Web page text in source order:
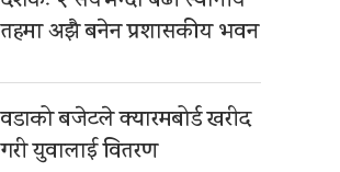
तहमा अझै बनेन प्रशासकीय भवन
वडाको बजेटले क्यारमबोर्ड खरीद
गरी युवालाई वितरण